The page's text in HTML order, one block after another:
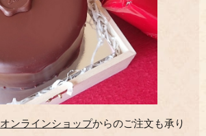
オンラインショップからのご注文も承り